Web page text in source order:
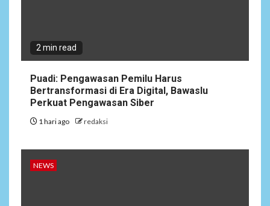
2 min read
Puadi: Pengawasan Pemilu Harus
Bertransformasi di Era Digital, Bawaslu
Perkuat Pengawasan Siber
1 hari ago redaksi
NEWS